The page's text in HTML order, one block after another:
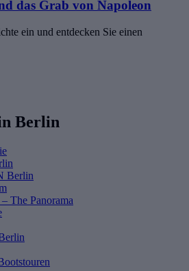
das Grab von Napoleon
ein und entdecken Sie einen
Berlin
Berlin
The Panorama